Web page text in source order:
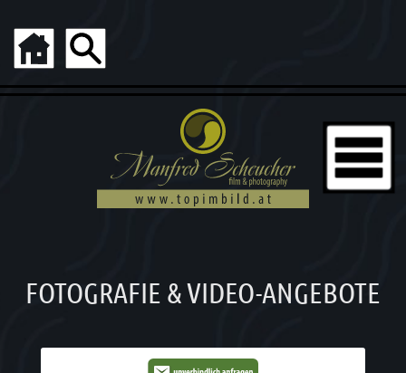
FOTOGRAFIE & VIDEO-ANGEBOTE